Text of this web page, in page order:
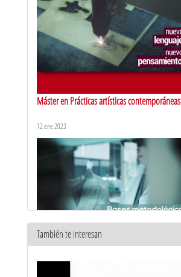
Máster en Prácticas artísticas contemporáneas
12 ene 2023
También te interesan